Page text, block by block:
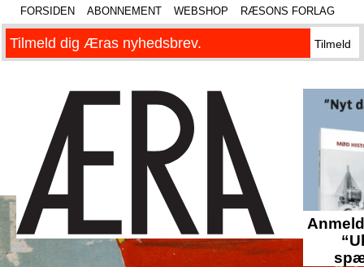
FORSIDEN ABONNEMENT WEBSHOP RÆSONS FORLAG